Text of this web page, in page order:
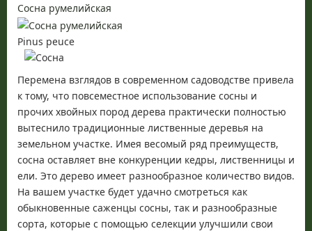
Сосна румелийская
Pinus peuce
Перемена взглядов в современном садоводстве привела
к тому, что повсеместное использование сосны и
прочих хвойных пород дерева практически полностью
вытеснило традиционные лиственные деревья на
земельном участке. Имея весомый ряд преимуществ,
сосна оставляет вне конкуренции кедры, лиственницы и
ели. Это дерево имеет разнообразное количество видов.
На вашем участке будет удачно смотреться как
обыкновенные саженцы сосны, так и разнообразные
сорта, которые с помощью селекции улучшили свои